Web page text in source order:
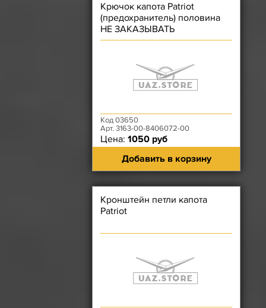
Крючок капота Patriot
(предохранитель) половина
НЕ ЗАКАЗЫВАТЬ
Код 03650
Арт. 3163-00-8406072-00
Цена: 1050 руб
Добавить в корзину
Кронштейн петли капота
Patriot